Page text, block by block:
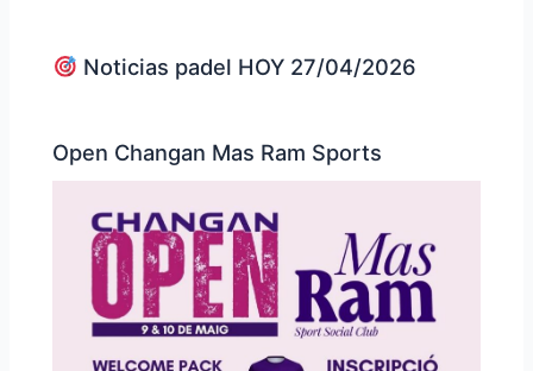
Noticias padel HOY 27/04/2026
Open Changan Mas Ram Sports